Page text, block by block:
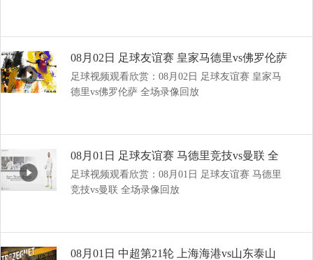
08月02日 足球友谊赛 皇家马德里vs佛罗伦萨
全场录像回放
足球视频观看欣赏：08月02日 足球友谊赛 皇家马
德里vs佛罗伦萨 全场录像回放
08月01日 足球友谊赛 马德里竞技vs曼联 全
场录像回放
足球视频观看欣赏：08月01日 足球友谊赛 马德里
竞技vs曼联 全场录像回放
08月01日 中超第21轮 上海海港vs山东泰山